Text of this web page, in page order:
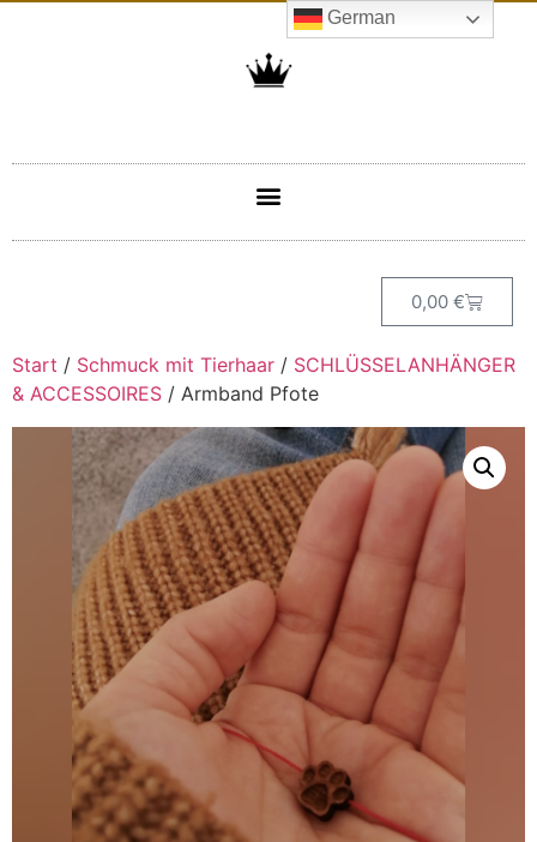
0,00 €
Start / Schmuck mit Tierhaar / SCHLÜSSELANHÄNGER
& ACCESSOIRES / Armband Pfote
German